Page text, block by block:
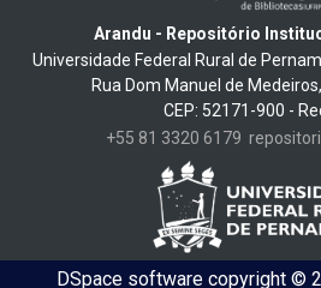
Arandu - Repositório
Universidade Federal Rural de
Rua Dom Manuel de
CEP: 52171-900 -
+55 81 3320 6179
DSpace softwarecopyright ©